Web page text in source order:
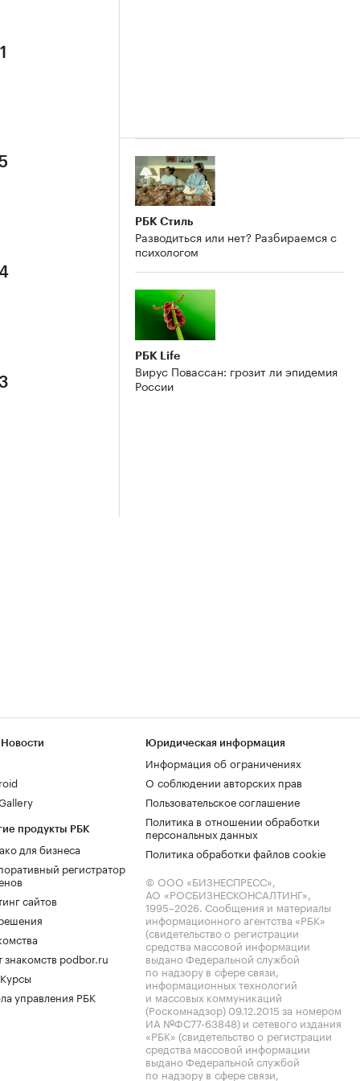
РБК Стиль
Разводиться или нет? Разбираемся с
психологом
РБК Life
Вирус Повассан: грозит ли эпидемия
России
продукты РБК
для бизнеса
регистратор
сайтов
знакомств podbor.ru
управления РБК
Юридическая информация
Информация об ограничениях
О соблюдении авторских прав
Пользовательское соглашение
Политика в отношении обработки
персональных данных
Политика обработки файлов cookie
© ООО «БИЗНЕСПРЕСС»,
АО «РОСБИЗНЕСКОНСАЛТИНГ»,
1995–2026. Сообщения и материалы
информационного агентства «РБК»
(свидетельство о регистрации
средства массовой информации
выдано Федеральной службой
по надзору в сфере связи,
информационных технологий
и массовых коммуникаций
(Роскомнадзор) 09.12.2015 за номером
ИА №ФС77-63848) и сетевого издания
«РБК» (свидетельство о регистрации
средства массовой информации
выдано Федеральной службой
по надзору в сфере связи,